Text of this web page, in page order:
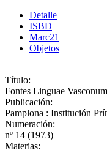
Detalle
ISBD
Marc21
Objetos
Título:
Fontes Linguae
Publicación:
Pamplona : Institución
Numeración:
nº 14 (1973)
Materias: